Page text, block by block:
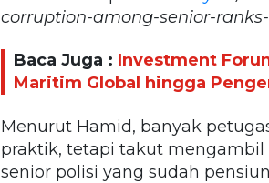
corruption-among-senior-
Baca Juga : Investment
Maritim Global hingga
Menurut Hamid, banyak
praktik, tetapi takut mengambil
senior polisi yang sudah